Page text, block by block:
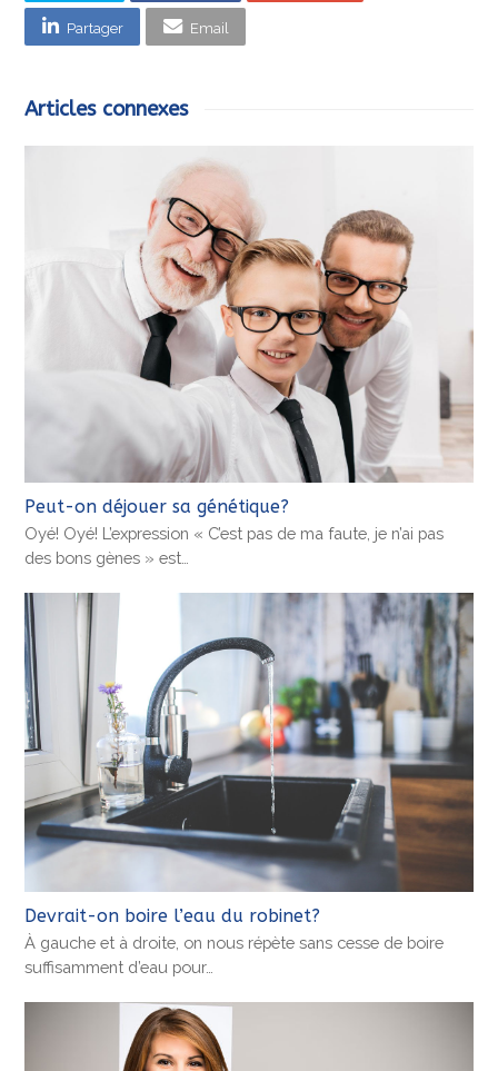
Partager Email
Articles connexes
Peut-on déjouer sa génétique?
Oyé! Oyé! L’expression « C’est pas de ma faute, je n’ai pas
des bons gènes » est…
Devrait-on boire l’eau du robinet?
À gauche et à droite, on nous répète sans cesse de boire
suffisamment d’eau pour…